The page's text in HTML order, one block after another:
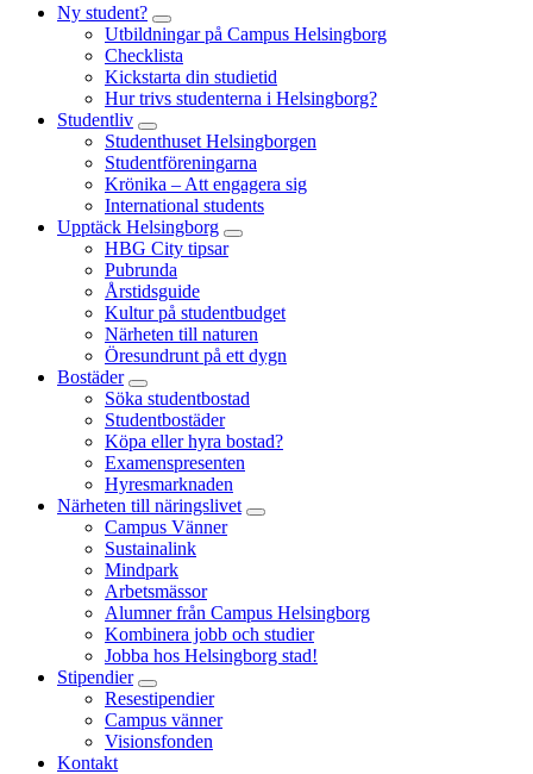
Ny student?
Utbildningar på Campus Helsingborg
Checklista
Kickstarta din studietid
Hur trivs studenterna i Helsingborg?
Studentliv
Studenthuset Helsingborgen
Studentföreningarna
Krönika – Att engagera sig
International students
Upptäck Helsingborg
HBG City tipsar
Pubrunda
Årstidsguide
Kultur på studentbudget
Närheten till naturen
Öresundrunt på ett dygn
Bostäder
Söka studentbostad
Studentbostäder
Köpa eller hyra bostad?
Examenspresenten
Hyresmarknaden
Närheten till näringslivet
Campus Vänner
Sustainalink
Mindpark
Arbetsmässor
Alumner från Campus Helsingborg
Kombinera jobb och studier
Jobba hos Helsingborg stad!
Stipendier
Resestipendier
Campus vänner
Visionsfonden
Kontakt